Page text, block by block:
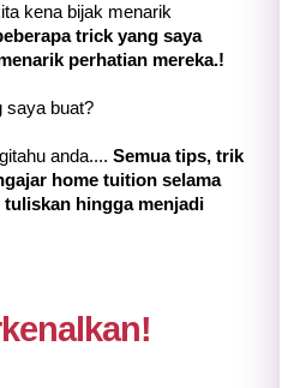
kena bijak menarik
trick yang saya
perhatian mereka.!
saya buat?
anda.... Semua tips, trik
home tuition selama
hingga menjadi